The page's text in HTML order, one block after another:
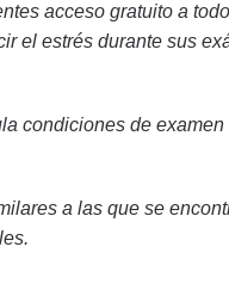
acceso gratuito a
el estrés durante sus
condiciones de
a las que se